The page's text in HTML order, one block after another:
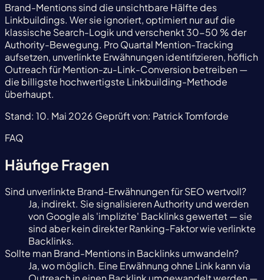
Brand-Mentions sind die unsichtbare Hälfte des
Linkbuildings. Wer sie ignoriert, optimiert nur auf die
klassische Search-Logik und verschenkt 30-50 % der
Authority-Bewegung. Pro Quartal Mention-Tracking
aufsetzen, unverlinkte Erwähnungen identifizieren, höflich
Outreach für Mention-zu-Link-Conversion betreiben —
die billigste hochwertigste Linkbuilding-Methode
überhaupt.
Stand: 10. Mai 2026 Geprüft von: Patrick Tomforde
FAQ
Häufige Fragen
Sind unverlinkte Brand-Erwähnungen für SEO wertvoll?
Ja, indirekt. Sie signalisieren Authority und werden
von Google als 'implizite' Backlinks gewertet — sie
sind aber kein direkter Ranking-Faktor wie verlinkte
Backlinks.
Sollte man Brand-Mentions in Backlinks umwandeln?
Ja, wo möglich. Eine Erwähnung ohne Link kann via